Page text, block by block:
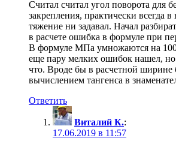
Считал считал угол поворота для
закрепления, практически всегда
тяжение ни задавал. Начал
в расчете ошибка в формуле при
В формуле МПа умножаются на
еще пару мелких ошибок нашел, но
что. Вроде бы в расчетной ширине
вычислением тангенса в
Ответить
Виталий К.:
17.06.2019 в 11:57